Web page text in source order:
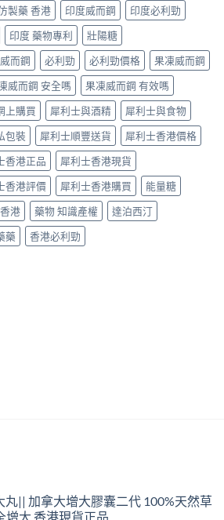
製藥 香港 印度威而鋼
印度必利勁
印度 藥物專利
壯陽糖
而鋼 必利勁 必利勁價格
果凍威而鋼
威而鋼 安全嗎
果凍威而鋼 有效嗎
上購買 犀利士與酒精
犀利士與食物
包裝 犀利士順豐送貨
犀利士香港價格
香港正品
犀利士香港現貨
香港評價 犀利士香港購買
能量糖
港 藥物 知識產權
達泊西汀
藥 香港必利勁
丸|| 加拿大增大膠囊二代 100%天然草
增大 香港現貨正品